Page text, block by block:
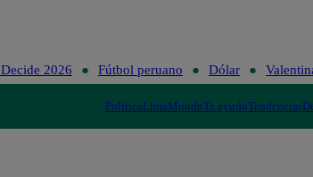
2026 Fútbol peruano Dólar
PolíticaLimaMundoTe ayudoTendencias